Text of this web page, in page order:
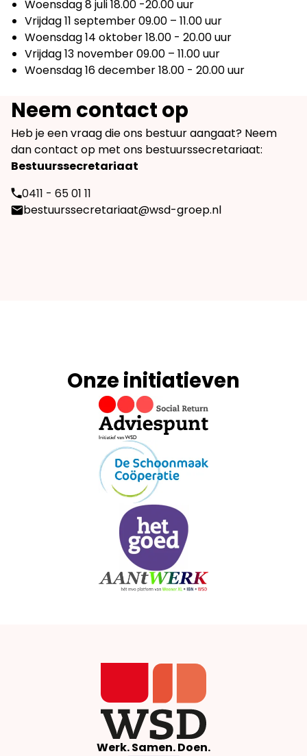
Woensdag 8 juli 18.00 -20.00 uur
Vrijdag 11 september 09.00 – 11.00 uur
Woensdag 14 oktober 18.00 - 20.00 uur
Vrijdag 13 november 09.00 – 11.00 uur
Woensdag 16 december 18.00 - 20.00 uur
Neem contact op
Heb je een vraag die ons bestuur aangaat? Neem
dan contact op met ons bestuurssecretariaat:
Bestuurssecretariaat
0411 - 65 01 11
bestuurssecretariaat@wsd-groep.nl
Onze initiatieven
Werk. Samen. Doen.